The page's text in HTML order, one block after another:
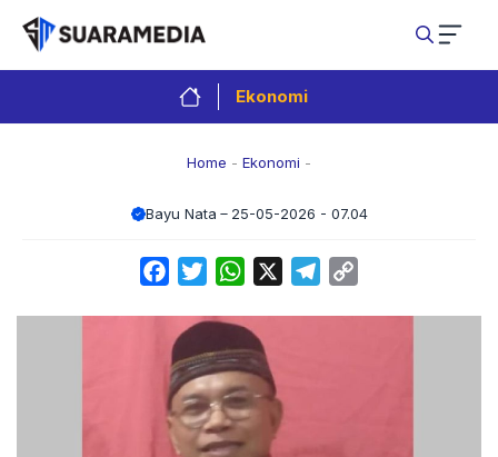
Langsung
isi
Ekonomi
Home - Ekonomi -
Bayu Nata 25-05-2026 - 07.04
FacebookTwitterWhatsApp Telegram